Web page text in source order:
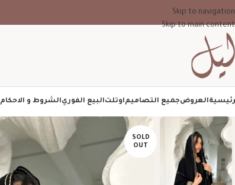
Skip to navigation
Skip to main content
العروضجميع التصاميماوتلتالبيع الفوريالشروط و الاحكام
SOLD
OUT